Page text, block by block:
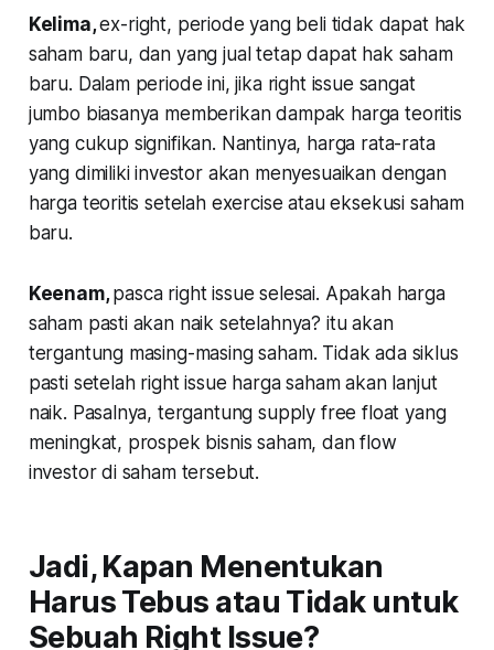
Kelima,ex-right, periode yang beli tidak dapat hak
saham baru, dan yang jual tetap dapat hak saham
baru. Dalam periode ini, jika right issue sangat
jumbo biasanya memberikan dampak harga teoritis
yang cukup signifikan. Nantinya, harga rata-rata
yang dimiliki investor akan menyesuaikan dengan
harga teoritis setelah exercise atau eksekusi saham
baru.
Keenam,pasca right issue selesai. Apakah harga
saham pasti akan naik setelahnya? itu akan
tergantung masing-masing saham. Tidak ada siklus
pasti setelah right issue harga saham akan lanjut
naik. Pasalnya, tergantung supply free float yang
meningkat, prospek bisnis saham, dan flow
investor di saham tersebut.
Jadi, Kapan Menentukan
Harus Tebus atau Tidak untuk
Sebuah Right Issue?